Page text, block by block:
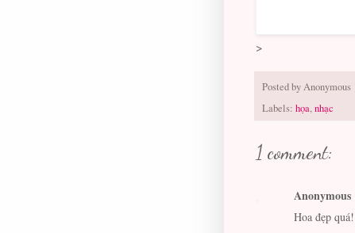
>
Posted byAnonymous
Labels: họa,nhạc
1 comment:
Anonymous
Hoa đẹp quá!